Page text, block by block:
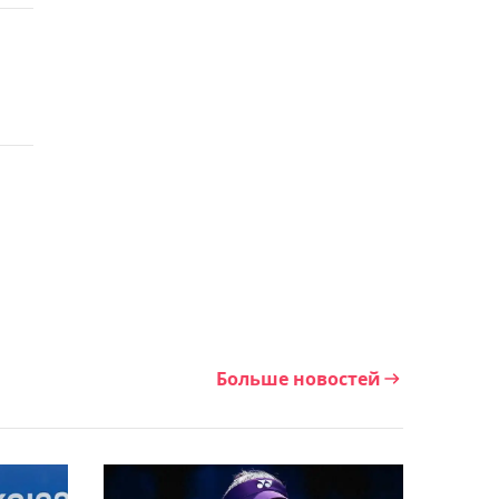
"Мастерса" в Торонто
В WBA назвали
Больше новостей